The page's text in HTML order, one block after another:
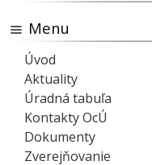
Menu
Úvod
Aktuality
Úradná tabuľa
Kontakty OcÚ
Dokumenty
Zverejňovanie